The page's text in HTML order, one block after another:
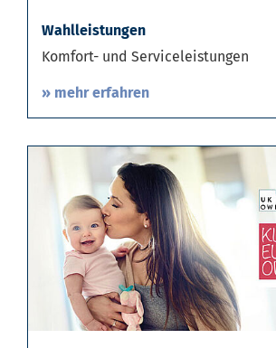
Wahlleistungen
Komfort- und Serviceleistungen
» mehr erfahren